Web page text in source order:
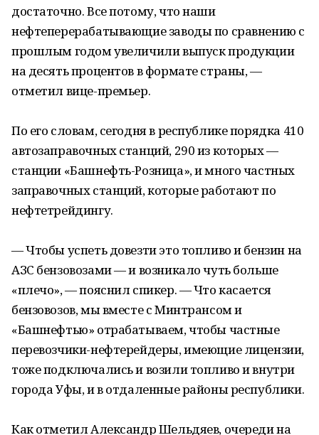
достаточно. Все потому, что наши
нефтеперерабатывающие заводы по сравнению с
прошлым годом увеличили выпуск продукции
на десять процентов в формате страны, —
отметил вице-премьер.
По его словам, сегодня в республике порядка 410
автозаправочных станций, 290 из которых —
станции «Башнефть-Розница», и много частных
заправочных станций, которые работают по
нефтетрейдингу.
— Чтобы успеть довезти это топливо и бензин на
АЗС бензовозами — и возникало чуть больше
«плечо», — пояснил спикер. — Что касается
бензовозов, мы вместе с Минтрансом и
«Башнефтью» отрабатываем, чтобы частные
перевозчики-нефтерейдеры, имеющие лицензии,
тоже подключались и возили топливо и внутри
города Уфы, и в отдаленные районы республики.
Как отметил Александр Шельдяев, очереди на